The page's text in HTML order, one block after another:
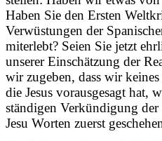
Haben Sie den Ersten
Verwüstungen der
miterlebt? Seien Sie jetzt
unserer Einschätzung der
wir zugeben, dass wir
die Jesus vorausgesagt hat,
ständigen Verkündigung
Jesu Worten zuerst